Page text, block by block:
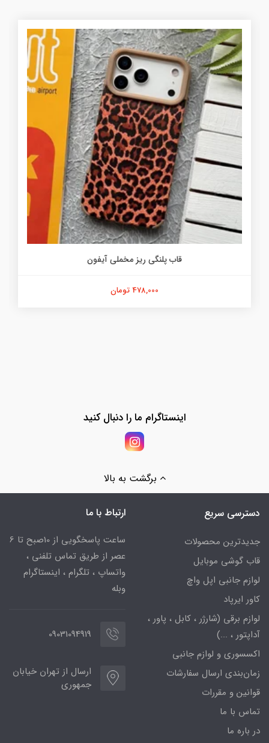
قاب پلنگی ریز مخملی آیفون
478,000 تومان
اینستاگرام ما را دنبال کنید
برگشت به بالا
دسترسی سریع
جدیدترین محصولات
قاب گوشی موبایل
لوازم جانبی اپل واچ
کاور ایرپاد
لوازم برقی (شارژر ، کابل ، پاور ،
آداپتور ، ...)
اکسسوری و لوازم جانبی
زمان‌بندی ارسال سفارشات
قوانین و مقررات
تماس با ما
در باره ما
ارتباط با ما
ساعت پاسخگویی از 10صبح تا 6
عصر از طریق تماس تلفنی ،
واتساپ ، تلگرام ، اینستاگرام
وبله
09031094919
ارسال از تهران خیابان
جمهوری